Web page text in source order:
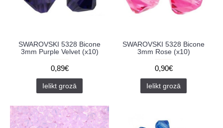
SWAROVSKI 5328 Bicone
3mm Purple Velvet (x10)
0,89€
Ielikt grozā
SWAROVSKI 5328 Bicone
3mm Rose (x10)
0,90€
Ielikt grozā